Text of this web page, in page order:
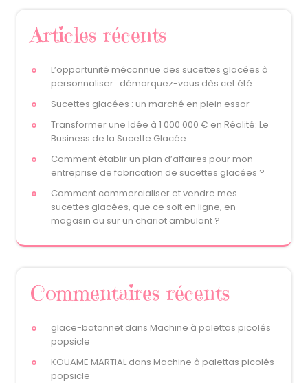
Articles récents
L’opportunité méconnue des sucettes glacées à
personnaliser : démarquez-vous dès cet été
Sucettes glacées : un marché en plein essor
Transformer une Idée à 1 000 000 € en Réalité: Le
Business de la Sucette Glacée
Comment établir un plan d’affaires pour mon
entreprise de fabrication de sucettes glacées ?
Comment commercialiser et vendre mes
sucettes glacées, que ce soit en ligne, en
magasin ou sur un chariot ambulant ?
Commentaires récents
glace-batonnet dans Machine à palettas picolés
popsicle
KOUAME MARTIAL dans Machine à palettas picolés
popsicle